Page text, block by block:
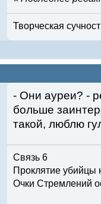
Творческая
- Они ауреи? -
больше
такой, люблю
Связь 6
Проклятие убийцы
Очки Стремлений